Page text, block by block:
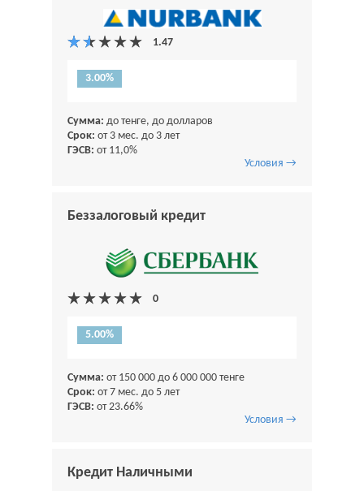
3.00%
Сумма: до тенге, до долларов
Срок: от 3 мес. до 3 лет
ГЭСВ: от 11,0%
Условия →
Беззалоговый кредит
5.00%
Сумма: от 150 000 до 6 000 000 тенге
Срок: от 7 мес. до 5 лет
ГЭСВ: от 23.66%
Условия →
Кредит Наличными